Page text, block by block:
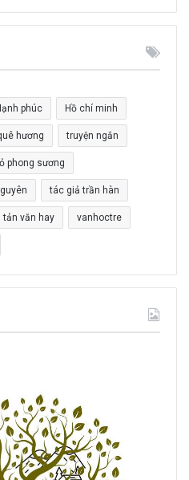
m
k
c
h
o
:
phúc Hồ chí minh
hương truyện ngắn
phong sương
tác giả trần hàn
tản văn hay vanhoctre